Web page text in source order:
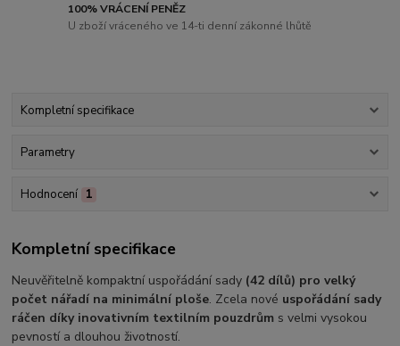
100% VRÁCENÍ PENĚZ
U zboží vráceného ve 14-ti denní zákonné lhůtě
Kompletní specifikace
Parametry
Hodnocení 1
Kompletní specifikace
Neuvěřitelně kompaktní uspořádání sady (42 dílů) pro velký
počet nářadí na minimální ploše. Zcela nové uspořádání sady
ráčen díky inovativním textilním pouzdrům s velmi vysokou
pevností a dlouhou životností.